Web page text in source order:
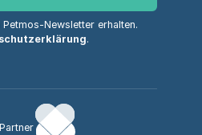
Newsletter erhalten.
.